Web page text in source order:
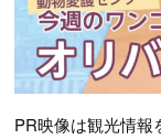
PR映像は観光情報